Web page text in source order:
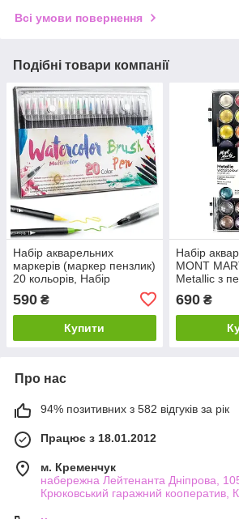
Всі умови повернення
Подібні товари компанії
Набір акварельних
маркерів (маркер пензлик)
20 кольорів, Набір
художників
590 ₴
Купити
Набір
MONT
Metallic з
690₴
Про нас
94% позитивних з 582 відгуків за рік
Працює з 18.01.2012
м. Кременчук
набережна Лейтенанта Дніпрова,
Крюковський гаражний кооператив,